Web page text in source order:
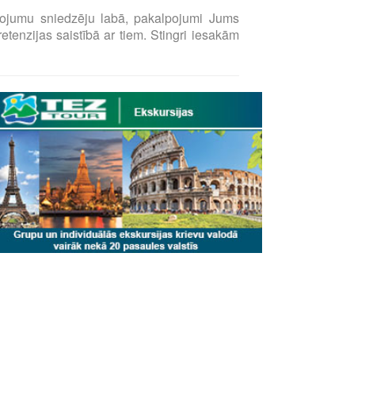
sniedzēju labā, pakalpojumi Jums
saistībā ar tiem. Stingri iesakām